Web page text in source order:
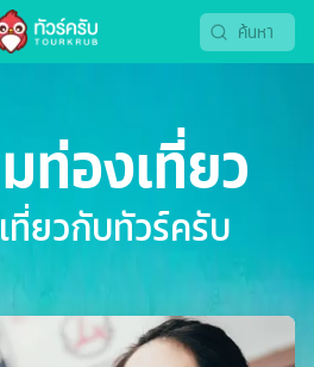
ท่องเที่ยว
ที่ยวกับทัวร์ครับ